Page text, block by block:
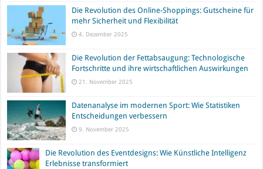
Die Revolution des Online-Shoppings: Gutscheine für
mehr Sicherheit und Flexibilität
4. Dezember 2025
Die Revolution der Fettabsaugung: Technologische
Fortschritte und ihre wirtschaftlichen Auswirkungen
21. November 2025
Datenanalyse im modernen Sport: Wie Statistiken
Entscheidungen verbessern
9. November 2025
Die Revolution des Eventdesigns: Wie Künstliche Intelligenz
Erlebnisse transformiert